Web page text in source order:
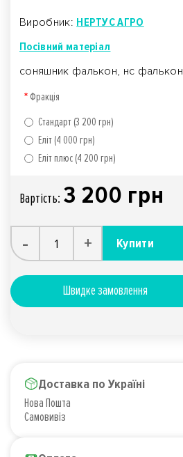
Виробник: НЕРТУС АГРО
Посівний матеріал
соняшник фалькон, нс фалькон
Фракція
Стандарт (3 200 грн)
Еліт (4 000 грн)
Еліт плюс (4 200 грн)
Вартiсть: 3 200 грн
- + Купити
Швидке замовлення
Доставка по Україні
Нова Пошта
Самовивіз